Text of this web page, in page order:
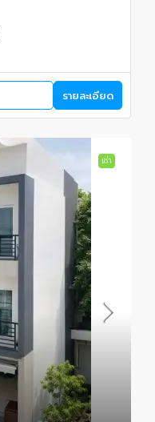
รายละเอียด
เช่า